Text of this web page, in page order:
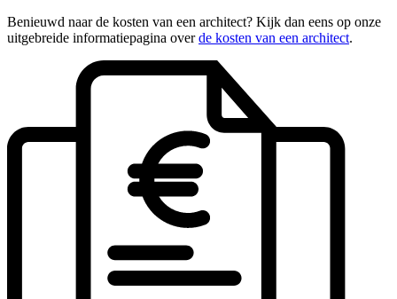
Benieuwd naar de kosten van een architect? Kijk dan eens op onze
uitgebreide informatiepagina overde kosten van een architect.